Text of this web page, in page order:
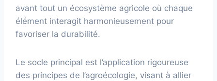
avant tout un écosystème agricole où chaque
élément interagit harmonieusement pour
favoriser la durabilité.
Le socle principal est l’application rigoureuse
des principes de l’agroécologie, visant à allier